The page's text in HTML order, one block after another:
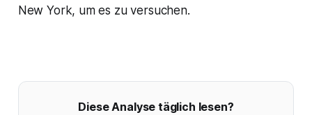
New York, um es zu versuchen.
Diese Analyse täglich lesen?